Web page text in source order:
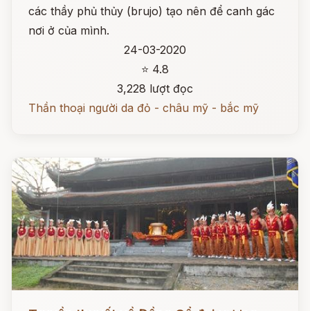
các thầy phủ thủy (brujo) tạo nên để canh gác
nơi ở của mình.
24-03-2020
⭐ 4.8
3,228 lượt đọc
Thần thoại người da đỏ - châu mỹ - bắc mỹ
Đọc ngay